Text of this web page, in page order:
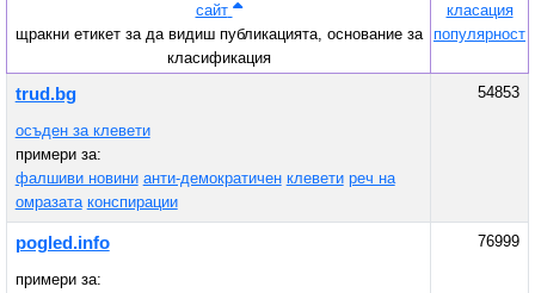
сайт
щракни етикет за да видиш публикацията, основание за
класификация
класация
популярност
trud.bg
осъден за клевети
примери за:
фалшиви новини анти-демократичен клевети реч на
омразата конспирации
54853
pogled.info
примери за:
76999